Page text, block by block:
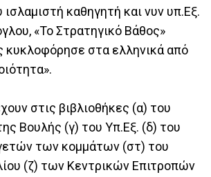
ισλαμιστή καθηγητή και νυν υπ.Εξ.
«Το Στρατηγικό Βάθος»
κυκλοφόρησε στα ελληνικά από
στις βιβλιοθήκες (α) του
Βουλής (γ) του Υπ.Εξ. (δ) του
των κομμάτων (στ) του
(ζ) των Κεντρικών Επιτροπών